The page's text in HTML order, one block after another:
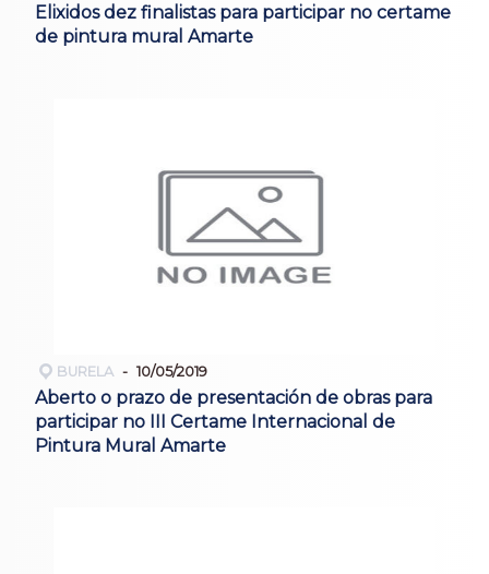
Elixidos dez finalistas para participar no certame
de pintura mural Amarte
BURELA 10/05/2019
Aberto o prazo de presentación de obras para
participar no III Certame Internacional de
Pintura Mural Amarte